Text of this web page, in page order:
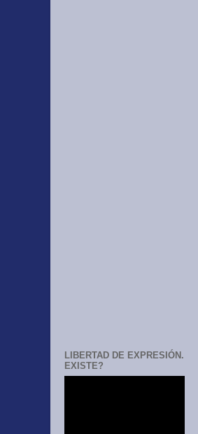
LIBERTAD DE EXPRESIÓN.
EXISTE?